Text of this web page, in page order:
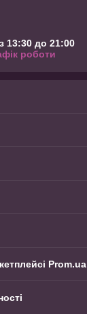
13:30 до 21:00
роботи
Prom.ua